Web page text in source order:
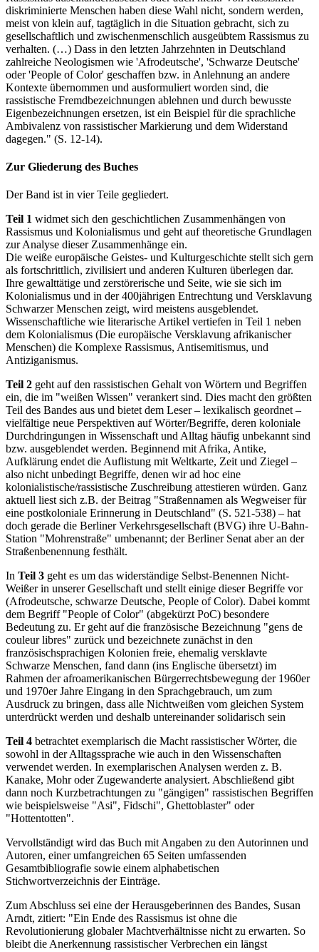
diskriminierte Menschen haben diese Wahl nicht, sondern werden,
meist von klein auf, tagtäglich in die Situation gebracht, sich zu
gesellschaftlich und zwischenmenschlich ausgeübtem Rassismus zu
verhalten. (…) Dass in den letzten Jahrzehnten in Deutschland
zahlreiche Neologismen wie 'Afrodeutsche', 'Schwarze Deutsche'
oder 'People of Color' geschaffen bzw. in Anlehnung an andere
Kontexte übernommen und ausformuliert worden sind, die
rassistische Fremdbezeichnungen ablehnen und durch bewusste
Eigenbezeichnungen ersetzen, ist ein Beispiel für die sprachliche
Ambivalenz von rassistischer Markierung und dem Widerstand
dagegen." (S. 12-14).
Zur Gliederung des Buches
Der Band ist in vier Teile gegliedert.
Teil 1 widmet sich den geschichtlichen Zusammenhängen von
Rassismus und Kolonialismus und geht auf theoretische Grundlagen
zur Analyse dieser Zusammenhänge ein.
Die weiße europäische Geistes- und Kulturgeschichte stellt sich gern
als fortschrittlich, zivilisiert und anderen Kulturen überlegen dar.
Ihre gewalttätige und zerstörerische und Seite, wie sie sich im
Kolonialismus und in der 400jährigen Entrechtung und Versklavung
Schwarzer Menschen zeigt, wird meistens ausgeblendet.
Wissenschaftliche wie literarische Artikel vertiefen in Teil 1 neben
dem Kolonialismus (Die europäische Versklavung afrikanischer
Menschen) die Komplexe Rassismus, Antisemitismus, und
Antiziganismus.
Teil 2 geht auf den rassistischen Gehalt von Wörtern und Begriffen
ein, die im "weißen Wissen" verankert sind. Dies macht den größten
Teil des Bandes aus und bietet dem Leser – lexikalisch geordnet –
vielfältige neue Perspektiven auf Wörter/Begriffe, deren koloniale
Durchdringungen in Wissenschaft und Alltag häufig unbekannt sind
bzw. ausgeblendet werden. Beginnend mit Afrika, Antike,
Aufklärung endet die Auflistung mit Weltkarte, Zeit und Ziegel –
also nicht unbedingt Begriffe, denen wir ad hoc eine
kolonialistische/rassistische Zuschreibung attestieren würden. Ganz
aktuell liest sich z.B. der Beitrag "Straßennamen als Wegweiser für
eine postkoloniale Erinnerung in Deutschland" (S. 521-538) – hat
doch gerade die Berliner Verkehrsgesellschaft (BVG) ihre U-Bahn-
Station "Mohrenstraße" umbenannt; der Berliner Senat aber an der
Straßenbenennung festhält.
In Teil 3 geht es um das widerständige Selbst-Benennen Nicht-
Weißer in unserer Gesellschaft und stellt einige dieser Begriffe vor
(Afrodeutsche, schwarze Deutsche, People of Color). Dabei kommt
dem Begriff "People of Color" (abgekürzt PoC) besondere
Bedeutung zu. Er geht auf die französische Bezeichnung "gens de
couleur libres" zurück und bezeichnete zunächst in den
französischsprachigen Kolonien freie, ehemalig versklavte
Schwarze Menschen, fand dann (ins Englische übersetzt) im
Rahmen der afroamerikanischen Bürgerrechtsbewegung der 1960er
und 1970er Jahre Eingang in den Sprachgebrauch, um zum
Ausdruck zu bringen, dass alle Nichtweißen vom gleichen System
unterdrückt werden und deshalb untereinander solidarisch sein
Teil 4 betrachtet exemplarisch die Macht rassistischer Wörter, die
sowohl in der Alltagssprache wie auch in den Wissenschaften
verwendet werden. In exemplarischen Analysen werden z. B.
Kanake, Mohr oder Zugewanderte analysiert. Abschließend gibt
dann noch Kurzbetrachtungen zu "gängigen" rassistischen Begriffen
wie beispielsweise "Asi", Fidschi", Ghettoblaster" oder
"Hottentotten".
Vervollständigt wird das Buch mit Angaben zu den Autorinnen und
Autoren, einer umfangreichen 65 Seiten umfassenden
Gesamtbibliografie sowie einem alphabetischen
Stichwortverzeichnis der Einträge.
Zum Abschluss sei eine der Herausgeberinnen des Bandes, Susan
Arndt, zitiert: "Ein Ende des Rassismus ist ohne die
Revolutionierung globaler Machtverhältnisse nicht zu erwarten. So
bleibt die Anerkennung rassistischer Verbrechen ein längst